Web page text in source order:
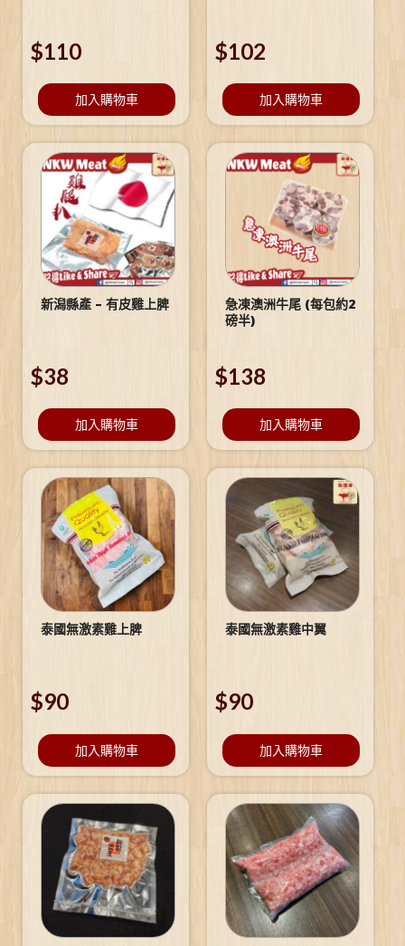
$110
加入購物車
$102
加入購物車
新潟縣產 – 有皮雞上脾
$38
加入購物車
急凍澳洲牛尾 (每包約2
磅半)
$138
加入購物車
泰國無激素雞上脾
$90
加入購物車
泰國無激素雞中翼
$90
加入購物車